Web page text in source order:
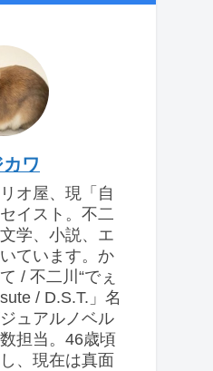
ワ
オ屋、現「自
イスト。不二
学、小説、エ
ています。か
/ 不二川“でぇ
/ D.S.T.」名
ュアルノベル
担当。46歳頃
、現在は真面